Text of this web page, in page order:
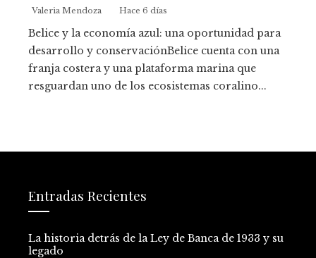
Valeria Mendoza Hace 6 días
Belice y la economía azul: una oportunidad para
desarrollo y conservaciónBelice cuenta con una
franja costera y una plataforma marina que
resguardan uno de los ecosistemas coralino...
Entradas Recientes
La historia detrás de la Ley de Banca de 1933 y su
legado